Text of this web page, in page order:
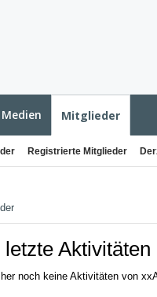
Medien Mitglieder
Registrierte Mitglieder
Aktivitäten
noch keine Aktivitäten von